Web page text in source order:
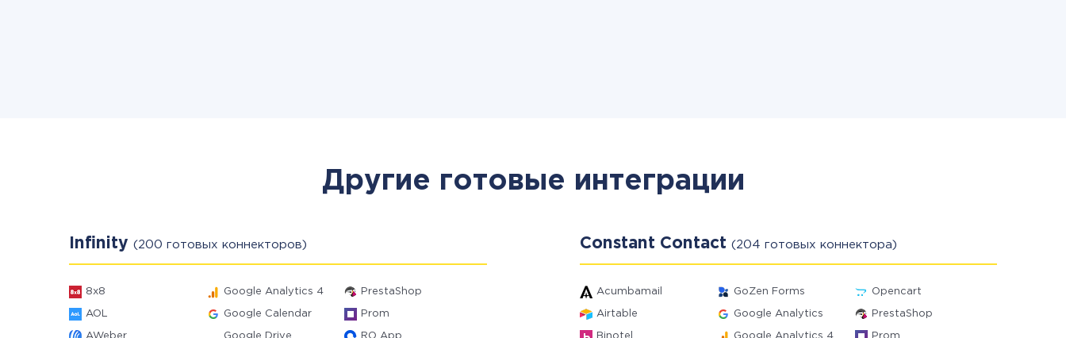
Другие готовые интеграции
Infinity (200 готовых коннекторов)
8x8 Google Analytics 4 PrestaShop
AOL Google Calendar Prom
AWeber Google Drive RO App
Constant Contact (204 готовых коннектора)
Acumbamail GoZen Forms Opencart
Airtable Google Analytics PrestaShop
Binotel Google Analytics 4 Prom